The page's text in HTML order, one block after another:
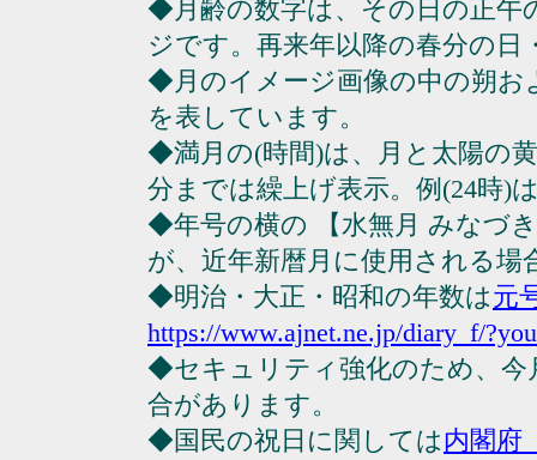
◆月齢の数字は、その日の正午
ジです。再来年以降の春分の日
◆月のイメージ画像の中の朔
を表しています。
◆満月の(時間)は、月と太陽の
分までは繰上げ表示。例(24時)
◆年号の横の 【水無月 みなづ
が、近年新暦月に使用される場
◆明治・大正・昭和の年数は元
https://www.ajnet.ne.jp/diary_f/
◆セキュリティ強化のため、今
合があります。
◆国民の祝日に関しては内閣府